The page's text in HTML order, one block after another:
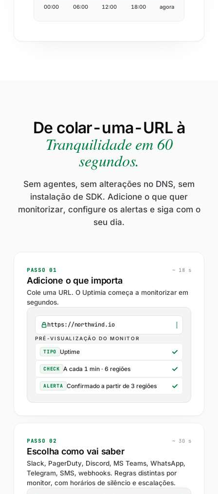
00:00 06:00 12:00 18:00 agora
De colar-uma-URL à
Tranquilidade em 60
segundos.
Sem agentes, sem alterações no DNS, sem
instalação de SDK. Adicione o que quer
monitorizar, configure os alertas e siga com o
seu dia.
PASSO 01 ~ 18 s
Adicione o que importa
Cole uma URL. O Uptimia começa a monitorizar em
segundos.
https://northwind.io
PRÉ-VISUALIZAÇÃO DO MONITOR
TIPO Uptime
CHECK A cada 1 min · 6 regiões
ALERTA Confirmado a partir de 3 regiões
PASSO 02 ~ 30 s
Escolha como vai saber
Slack, PagerDuty, Discord, MS Teams, WhatsApp,
Telegram, SMS, webhooks. Regras distintas por
monitor, com horários de silêncio e escalações.